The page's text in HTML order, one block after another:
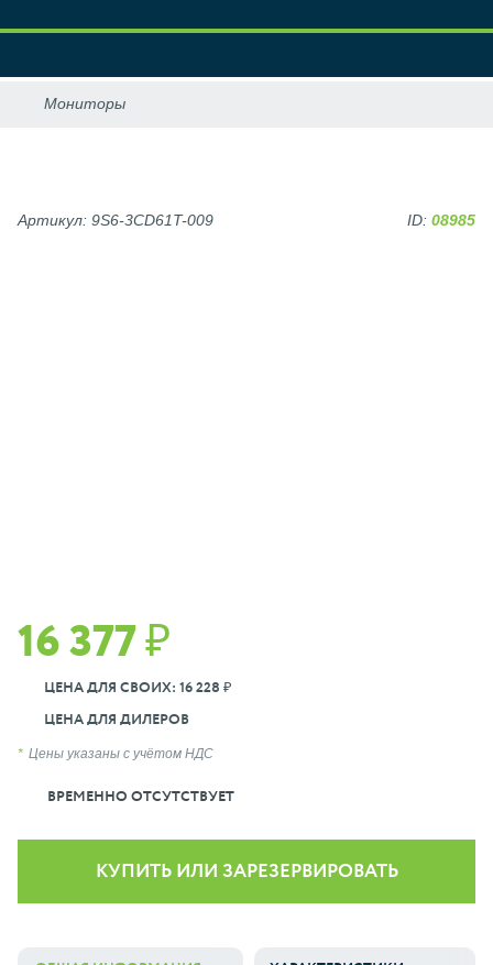
16 377 ₽
ЦЕНА ДЛЯ СВОИХ: 16 228 ₽
ЦЕНА ДЛЯ ДИЛЕРОВ
Цены указаны с учётом НДС
ВРЕМЕННО ОТСУТСТВУЕТ
Артикул: 9S6-3CD61T-009 ID: 08985
КУПИТЬ ИЛИ ЗАРЕЗЕРВИРОВАТЬ